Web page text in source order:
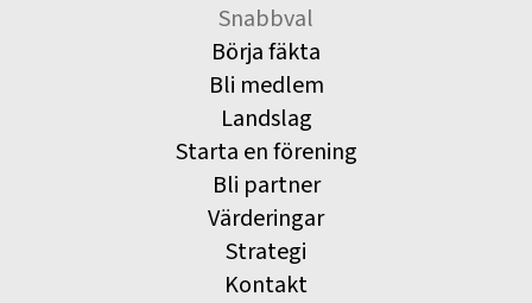
Snabbval
Börja fäkta
Bli medlem
Landslag
Starta en förening
Bli partner
Värderingar
Strategi
Kontakt